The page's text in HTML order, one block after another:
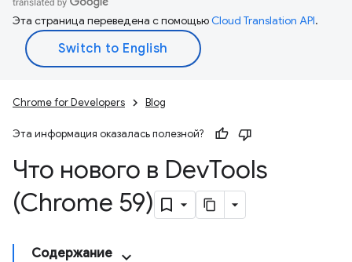
Эта страница переведена с помощьюCloud Translation API.
Chrome for Developers Blog
Эта информация оказалась полезной?
Что нового в DevTools
(Chrome 59)
Содержание